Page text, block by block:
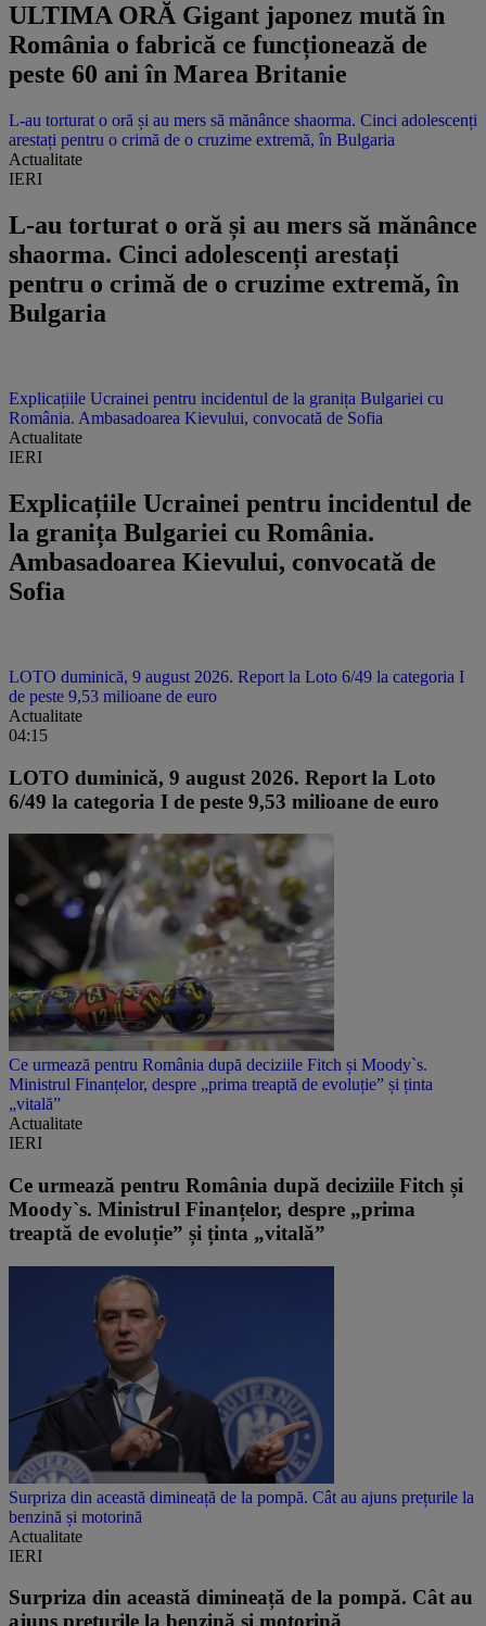
ULTIMA ORĂ Gigant japonez mută în
România o fabrică ce funcționează de
peste 60 ani în Marea Britanie
L-au torturat o oră și au mers să mănânce shaorma. Cinci adolescenți
arestați pentru o crimă de o cruzime extremă, în Bulgaria
Actualitate
IERI
L-au torturat o oră și au mers să mănânce
shaorma. Cinci adolescenți arestați
pentru o crimă de o cruzime extremă, în
Bulgaria
Explicațiile Ucrainei pentru incidentul de la granița Bulgariei cu
România. Ambasadoarea Kievului, convocată de Sofia
Actualitate
IERI
Explicațiile Ucrainei pentru incidentul de
la granița Bulgariei cu România.
Ambasadoarea Kievului, convocată de
Sofia
LOTO duminică, 9 august 2026. Report la Loto 6/49 la categoria I
de peste 9,53 milioane de euro
Actualitate
04:15
LOTO duminică, 9 august 2026. Report la Loto
6/49 la categoria I de peste 9,53 milioane de euro
Ce urmează pentru România după deciziile Fitch și Moody`s.
Ministrul Finanțelor, despre „prima treaptă de evoluție” și ținta
„vitală”
Actualitate
IERI
Ce urmează pentru România după deciziile Fitch și
Moody`s. Ministrul Finanțelor, despre „prima
treaptă de evoluție” și ținta „vitală”
Surpriza din această dimineață de la pompă. Cât au ajuns prețurile la
benzină și motorină
Actualitate
IERI
Surpriza din această dimineață de la pompă. Cât au